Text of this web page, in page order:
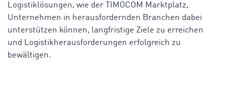
Logistiklösungen, wie der TIMOCOM Marktplatz,
Unternehmen in herausfordernden Branchen dabei
unterstützen können, langfristige Ziele zu erreichen
und Logistikherausforderungen erfolgreich zu
bewältigen.